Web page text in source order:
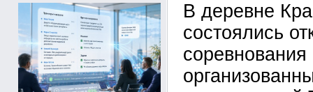
В деревне
состоялись